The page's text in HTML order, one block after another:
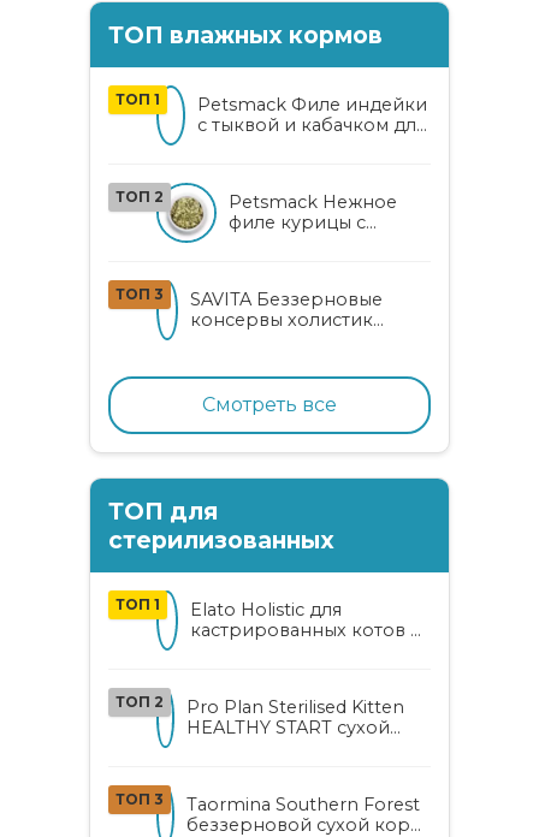
ТОП влажных кормов
ТОП 1
Petsmack Филе индейки
с тыквой и кабачком для
ТОП 2
Petsmack Нежное
филе курицы с
ТОП 3
SAVITA Беззерновые
консервы холистик
Смотреть все
ТОП для
стерилизованных
ТОП 1
Elato Holistic для
кастрированных котов и
ТОП 2
Pro Plan Sterilised Kitten
HEALTHY START сухой
лососем
ТОП 3
Taormina Southern Forest
беззерновой сухой корм